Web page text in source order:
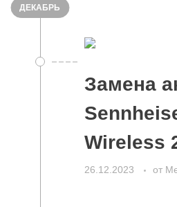
ДЕКАБРЬ
Замена
Wireless
26.12.2023 от